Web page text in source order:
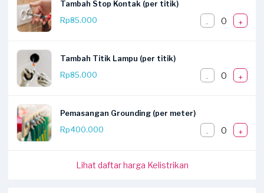
Tambah Stop Kontak (per titik)
Rp85.000
- 0 +
Tambah Titik Lampu (per titik)
Rp85.000
- 0 +
Pemasangan Grounding (per meter)
Rp400.000
- 0 +
Lihat daftar harga Kelistrikan